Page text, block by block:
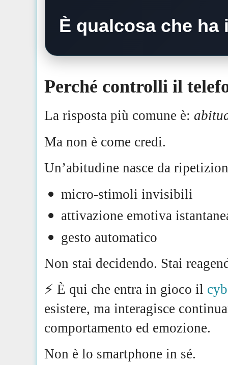
È qualcosa che ha
Perché controlli il
La risposta più comune è:
Ma non è come credi.
Un’abitudine nasce da
micro-stimoli invisibili
attivazione emotiva
gesto automatico
Non stai decidendo. Stai
⚡️ È qui che entra in gioco il
esistere, ma interagisce
comportamento ed emozione.
Non è lo smartphone in sé.